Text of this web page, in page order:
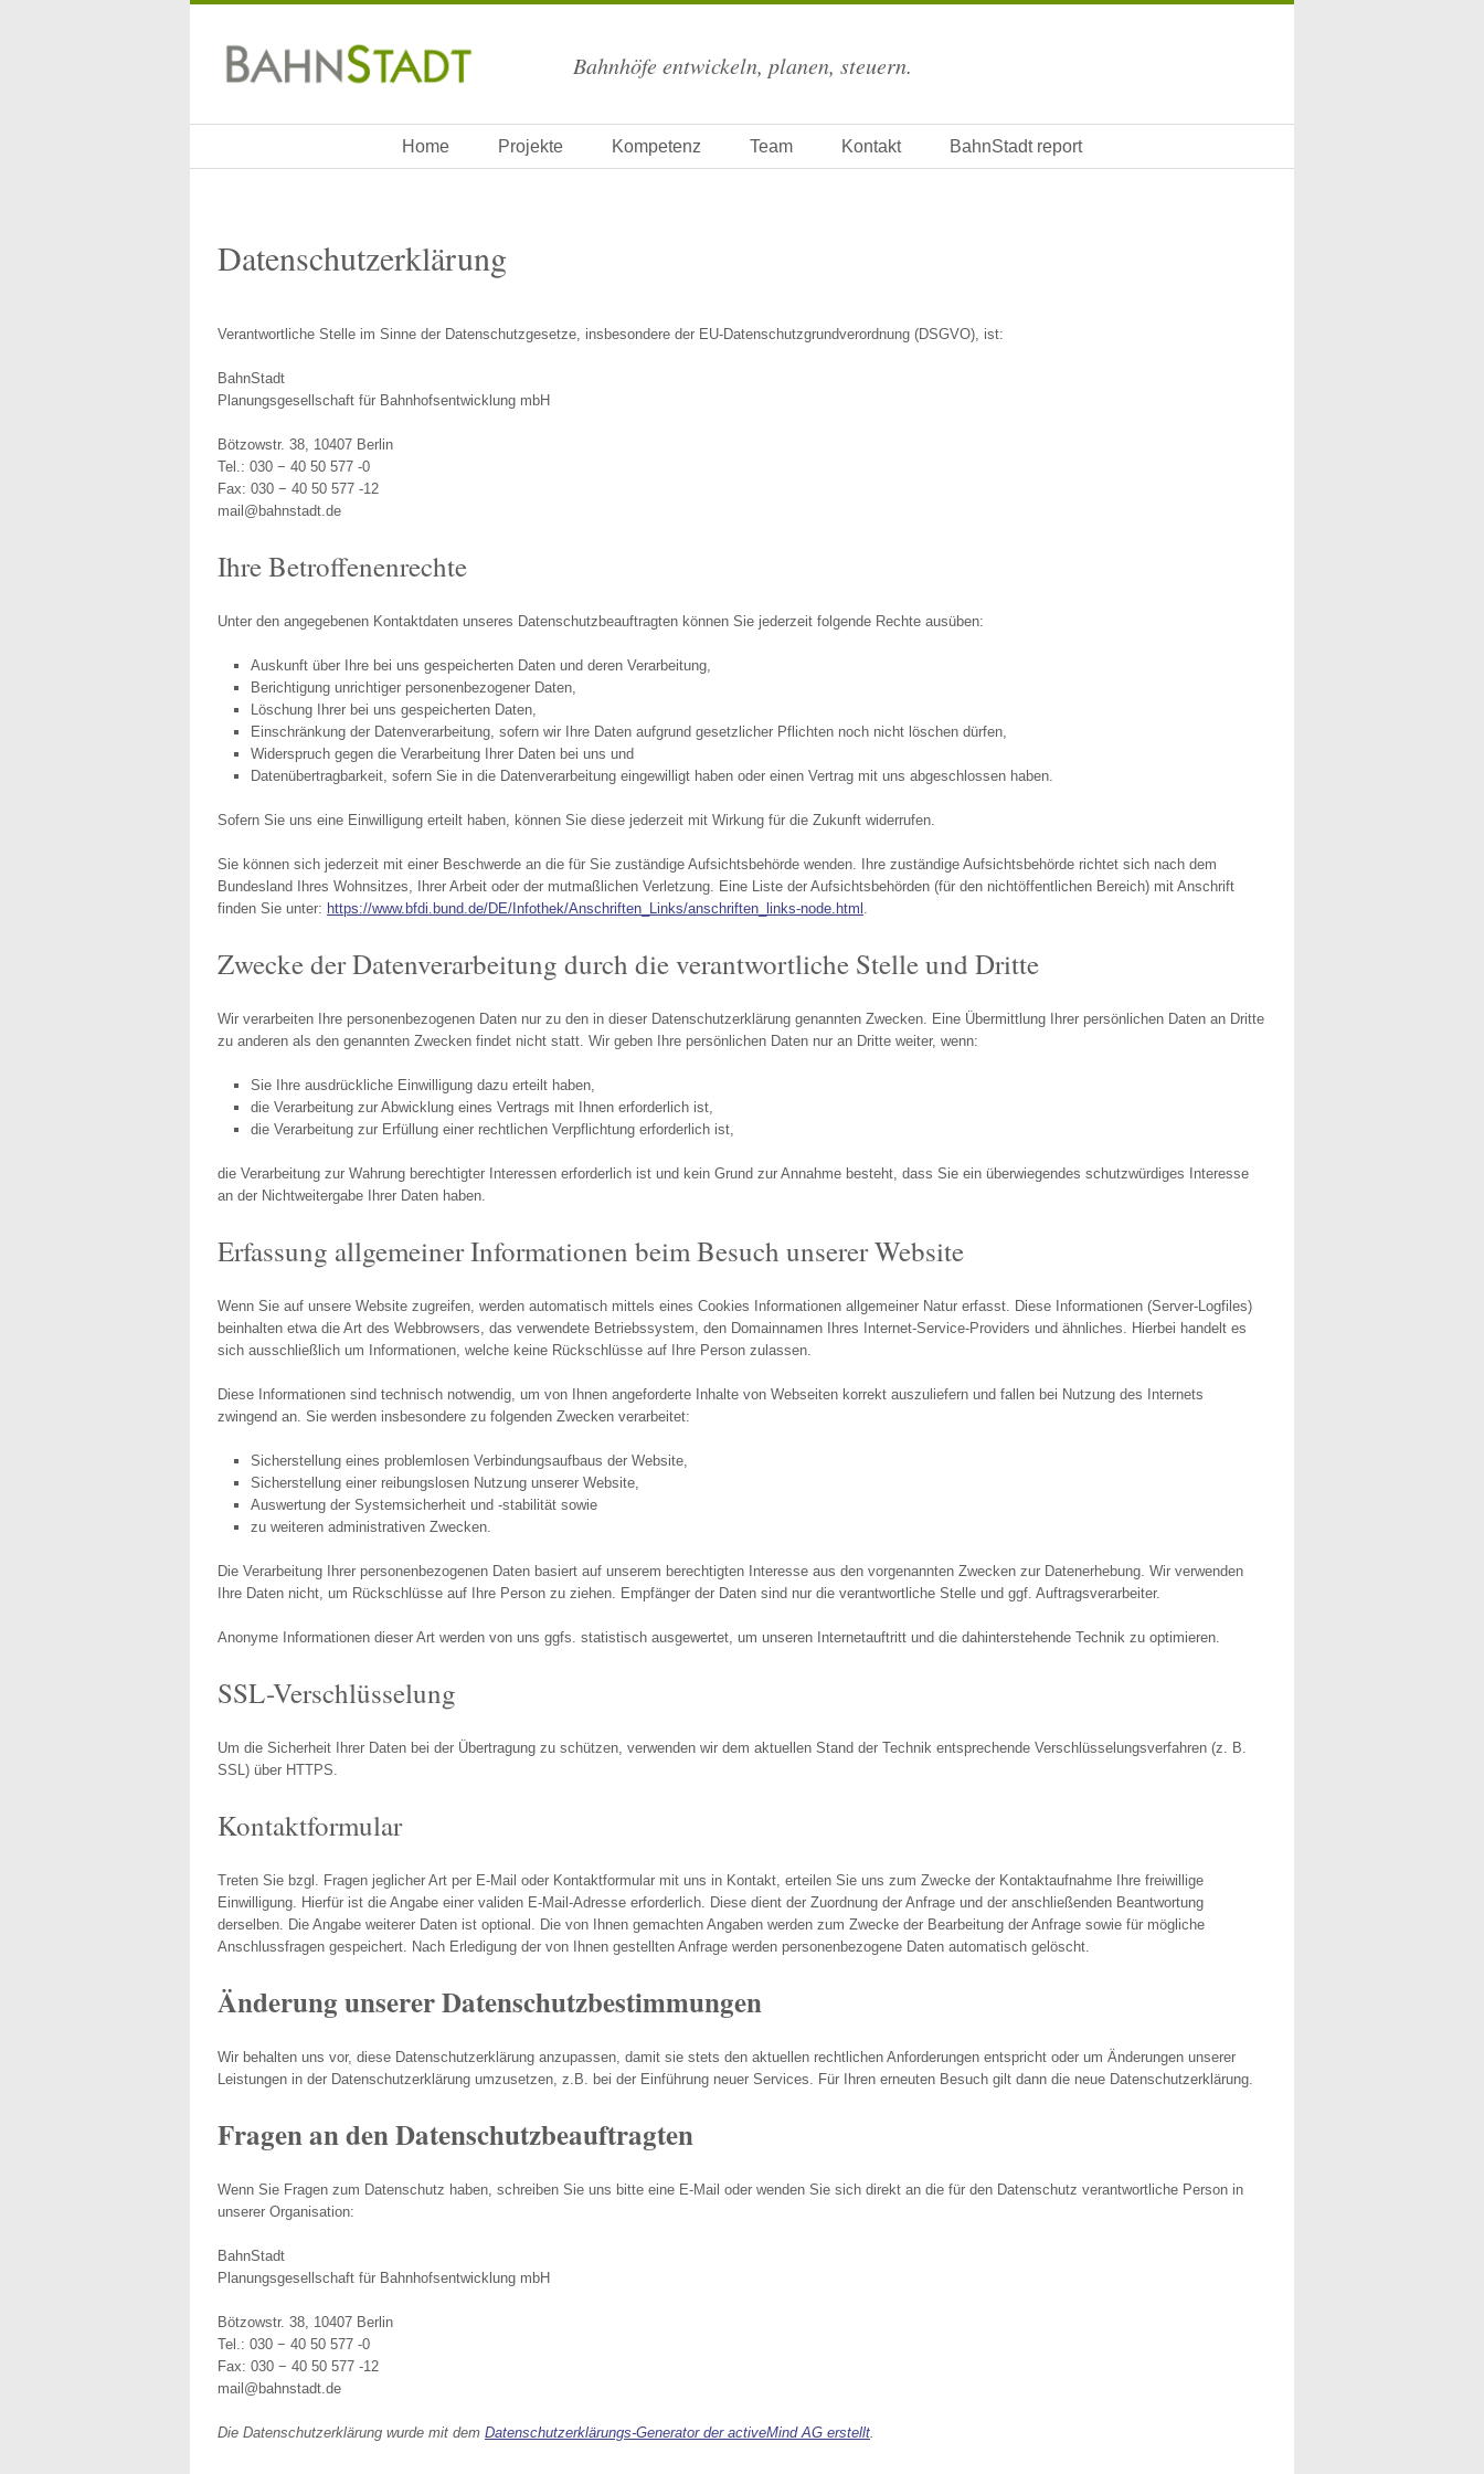
Bahnhöfe entwickeln, planen, steuern.
Navigation überspringen
Home
Projekte Kompetenz Team Kontakt BahnStadt report
Datenschutzerklärung
Verantwortliche Stelle im Sinne der Datenschutzgesetze, insbesondere der EU-Datenschutzgrundverordnung (DSGVO), ist:
BahnStadt
Planungsgesellschaft für Bahnhofsentwicklung mbH
Bötzowstr. 38, 10407 Berlin
Tel.: 030 − 40 50 577 -0
Fax: 030 − 40 50 577 -12
mail@bahnstadt.de
Ihre Betroffenenrechte
Unter den angegebenen Kontaktdaten unseres Datenschutzbeauftragten können Sie jederzeit folgende Rechte ausüben:
Auskunft über Ihre bei uns gespeicherten Daten und deren Verarbeitung,
Berichtigung unrichtiger personenbezogener Daten,
Löschung Ihrer bei uns gespeicherten Daten,
Einschränkung der Datenverarbeitung, sofern wir Ihre Daten aufgrund gesetzlicher Pflichten noch nicht löschen dürfen,
Widerspruch gegen die Verarbeitung Ihrer Daten bei uns und
Datenübertragbarkeit, sofern Sie in die Datenverarbeitung eingewilligt haben oder einen Vertrag mit uns abgeschlossen haben.
Sofern Sie uns eine Einwilligung erteilt haben, können Sie diese jederzeit mit Wirkung für die Zukunft widerrufen.
Sie können sich jederzeit mit einer Beschwerde an die für Sie zuständige Aufsichtsbehörde wenden. Ihre zuständige Aufsichtsbehörde richtet sich nach dem
Bundesland Ihres Wohnsitzes, Ihrer Arbeit oder der mutmaßlichen Verletzung. Eine Liste der Aufsichtsbehörden (für den nichtöffentlichen Bereich) mit Anschrift
finden Sie unter: https://www.bfdi.bund.de/DE/Infothek/Anschriften_Links/anschriften_links-node.html
Zwecke der Datenverarbeitung durch die verantwortliche Stelle und Dritte
Wir verarbeiten Ihre personenbezogenen Daten nur zu den in dieser Datenschutzerklärung genannten Zwecken. Eine Übermittlung Ihrer persönlichen Daten an Dritte
zu anderen als den genannten Zwecken findet nicht statt. Wir geben Ihre persönlichen Daten nur an Dritte weiter, wenn:
Sie Ihre ausdrückliche Einwilligung dazu erteilt haben,
die Verarbeitung zur Abwicklung eines Vertrags mit Ihnen erforderlich ist,
die Verarbeitung zur Erfüllung einer rechtlichen Verpflichtung erforderlich ist,
die Verarbeitung zur Wahrung berechtigter Interessen erforderlich ist und kein Grund zur Annahme besteht, dass Sie ein überwiegendes schutzwürdiges Interesse
an der Nichtweitergabe Ihrer Daten haben.
Erfassung allgemeiner Informationen beim Besuch unserer Website
Wenn Sie auf unsere Website zugreifen, werden automatisch mittels eines Cookies Informationen allgemeiner Natur erfasst. Diese Informationen (Server-Logfiles)
beinhalten etwa die Art des Webbrowsers, das verwendete Betriebssystem, den Domainnamen Ihres Internet-Service-Providers und ähnliches. Hierbei handelt es
sich ausschließlich um Informationen, welche keine Rückschlüsse auf Ihre Person zulassen.
Diese Informationen sind technisch notwendig, um von Ihnen angeforderte Inhalte von Webseiten korrekt auszuliefern und fallen bei Nutzung des Internets
zwingend an. Sie werden insbesondere zu folgenden Zwecken verarbeitet:
Sicherstellung eines problemlosen Verbindungsaufbaus der Website,
Sicherstellung einer reibungslosen Nutzung unserer Website,
Auswertung der Systemsicherheit und -stabilität sowie
zu weiteren administrativen Zwecken.
Die Verarbeitung Ihrer personenbezogenen Daten basiert auf unserem berechtigten Interesse aus den vorgenannten Zwecken zur Datenerhebung. Wir verwenden
Ihre Daten nicht, um Rückschlüsse auf Ihre Person zu ziehen. Empfänger der Daten sind nur die verantwortliche Stelle und ggf. Auftragsverarbeiter.
Anonyme Informationen dieser Art werden von uns ggfs. statistisch ausgewertet, um unseren Internetauftritt und die dahinterstehende Technik zu optimieren.
SSL-Verschlüsselung
Um die Sicherheit Ihrer Daten bei der Übertragung zu schützen, verwenden wir dem aktuellen Stand der Technik entsprechende Verschlüsselungsverfahren (z. B.
SSL) über HTTPS.
Kontaktformular
Treten Sie bzgl. Fragen jeglicher Art per E-Mail oder Kontaktformular mit uns in Kontakt, erteilen Sie uns zum Zwecke der Kontaktaufnahme Ihre freiwillige
Einwilligung. Hierfür ist die Angabe einer validen E-Mail-Adresse erforderlich. Diese dient der Zuordnung der Anfrage und der anschließenden Beantwortung
derselben. Die Angabe weiterer Daten ist optional. Die von Ihnen gemachten Angaben werden zum Zwecke der Bearbeitung der Anfrage sowie für mögliche
Anschlussfragen gespeichert. Nach Erledigung der von Ihnen gestellten Anfrage werden personenbezogene Daten automatisch gelöscht.
Änderung unserer Datenschutzbestimmungen
Wir behalten uns vor, diese Datenschutzerklärung anzupassen, damit sie stets den aktuellen rechtlichen Anforderungen entspricht oder um Änderungen unserer
Leistungen in der Datenschutzerklärung umzusetzen, z.B. bei der Einführung neuer Services. Für Ihren erneuten Besuch gilt dann die neue Datenschutzerklärung.
Fragen an den Datenschutzbeauftragten
Wenn Sie Fragen zum Datenschutz haben, schreiben Sie uns bitte eine E-Mail oder wenden Sie sich direkt an die für den Datenschutz verantwortliche Person in
unserer Organisation:
BahnStadt
Planungsgesellschaft für Bahnhofsentwicklung mbH
Bötzowstr. 38, 10407 Berlin
Tel.: 030 − 40 50 577 -0
Fax: 030 − 40 50 577 -12
mail@bahnstadt.de
Die Datenschutzerklärung wurde mit dem Datenschutzerklärungs-Generator der activeMind AG erstellt